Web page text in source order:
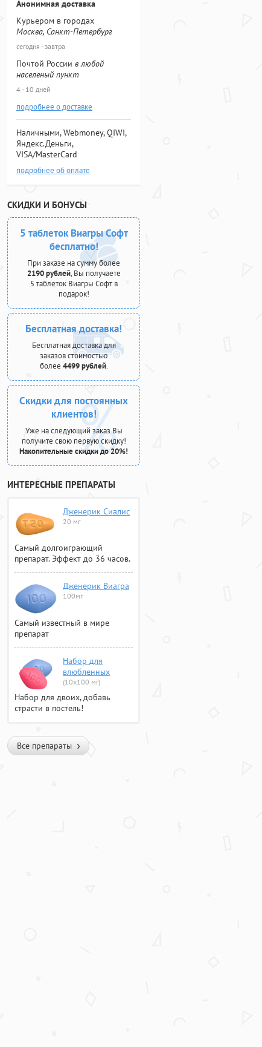
Анонимная доставка
Курьером в городах
Москва, Санкт-Петербург
сегодня - завтра
Почтой России в любой
населеный пункт
4 - 10 дней
подробнее о доставке
Наличными, Webmoney, QIWI,
Яндекс.Деньги,
VISA/MasterCard
подробнее об оплате
СКИДКИ И БОНУСЫ
5 таблеток Виагры Софт
бесплатно!
При заказе на сумму более
2190 рублей, Вы получаете
5 таблеток Виагры Софт в
подарок!
Бесплатная доставка!
Бесплатная доставка для
заказов стоимостью
более 4499 рублей.
Скидки для постоянных
клиентов!
Уже на следующий заказ Вы
получите свою первую скидку!
Накопительные скидки до 20%!
ИНТЕРЕСНЫЕ ПРЕПАРАТЫ
Дженерик Сиалис
20 мг
Самый долгоиграющий
препарат. Эффект до 36 часов.
Дженерик Виагра
100мг
Самый известный в мире
препарат
Набор для
влюбленных
(10х100 мг)
Набор для двоих, добавь
страсти в постель!
Все препараты